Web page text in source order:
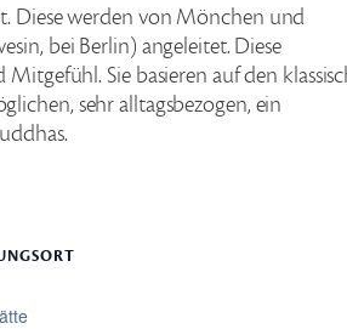
Diese werden von Mönchen und
bei Berlin) angeleitet. Diese
Sie basieren auf den
sehr alltagsbezogen, ein